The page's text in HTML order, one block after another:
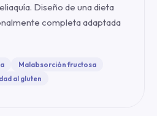
Diseño de una dieta
completa adaptada
Malabsorción fructosa
al gluten